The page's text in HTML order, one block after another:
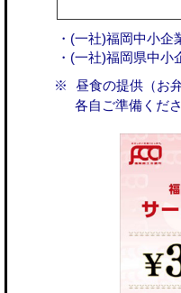
・(一社)福岡中小
・(一社)福岡県中
昼食の提供（お
各自ご準備くださ